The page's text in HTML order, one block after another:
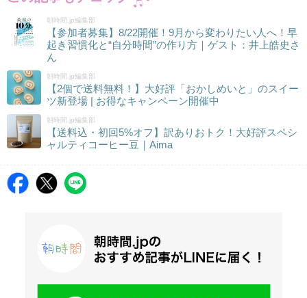
朝時間.jp編集部
【参加者募集】8/22開催！9月から変わりたい人へ！早
起き習慣化と“自分時間”の作り方｜ゲスト：井上皓史さ
ん
朝時間.jp編集部
【2個で送料無料！】大好評「おかしめいと」のスイー
ツ新登場 | お得なキャンペーン開催中
朝時間.jp編集部
【送料込・初回5%オフ】訳ありおトク！大好評スペシ
ャルティコーヒー豆｜Aima